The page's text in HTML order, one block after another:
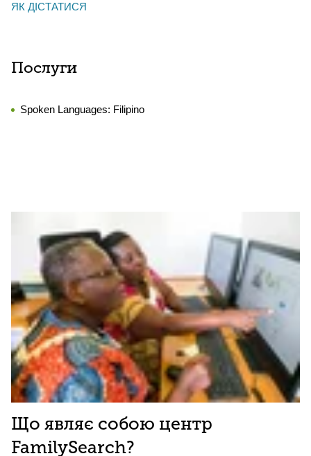
ЯК ДІСТАТИСЯ
Послуги
Spoken Languages: Filipino
Що являє собою центр
FamilySearch?